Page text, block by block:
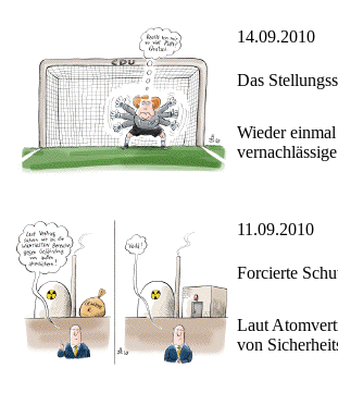
14.09.2010
Das
Wieder
11.09.2010
Forcierte
Laut
von